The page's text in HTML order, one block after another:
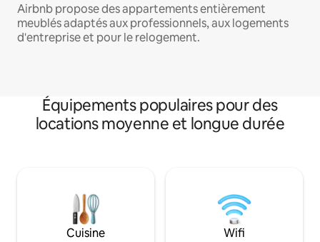
Airbnb propose des appartements entièrement
meublés adaptés aux professionnels, aux logements
d'entreprise et pour le relogement.
Équipements populaires pour des
locations moyenne et longue durée
Cuisine Wifi